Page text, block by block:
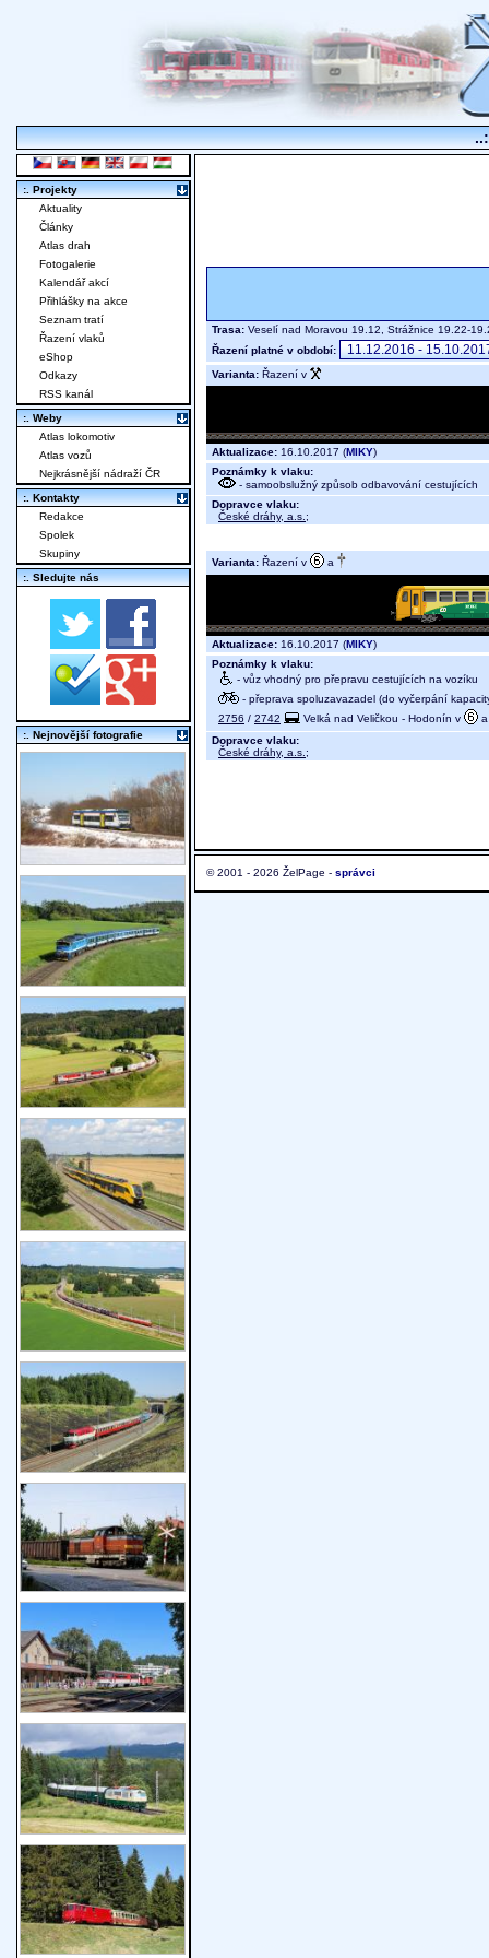
Trasa: Veselí nad Moravou 19.12, Strážnice 19.22-
Řazení platné v období:
Varianta: Řazení v
Aktualizace: 16.10.2017 (MIKY)
Poznámky k vlaku:
- samoobslužný způsob odbavování cestujících
Dopravce vlaku:
České dráhy, a.s. ;
Varianta: Řazení v a
Aktualizace: 16.10.2017 (MIKY)
Poznámky k vlaku:
- vůz vhodný pro přepravu cestujících na vozíku
- přeprava spoluzavazadel (do vyčerpání
2756 / 2742 Velká nad Veličkou - Hodonín v
Dopravce vlaku:
České dráhy, a.s. ;
© 2001 - 2026 ŽelPage - správci
:. Projekty
Aktuality
Články
Atlas drah
Fotogalerie
Kalendář akcí
Přihlášky na akce
Seznam tratí
Řazení vlaků
eShop
Odkazy
RSS kanál
:. Weby
Atlas lokomotiv
Atlas vozů
Nejkrásnější nádraží ČR
:. Kontakty
Redakce
Spolek
Skupiny
:. Sledujte nás
:. Nejnovější fotografie